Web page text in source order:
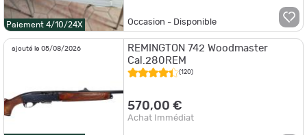
Paiement 4/10/24X Occasion - Disponible
ajouté le 05/08/2026
REMINGTON 742 Woodmaster
Cal.280REM
(120)
570,00 €
Achat Immédiat